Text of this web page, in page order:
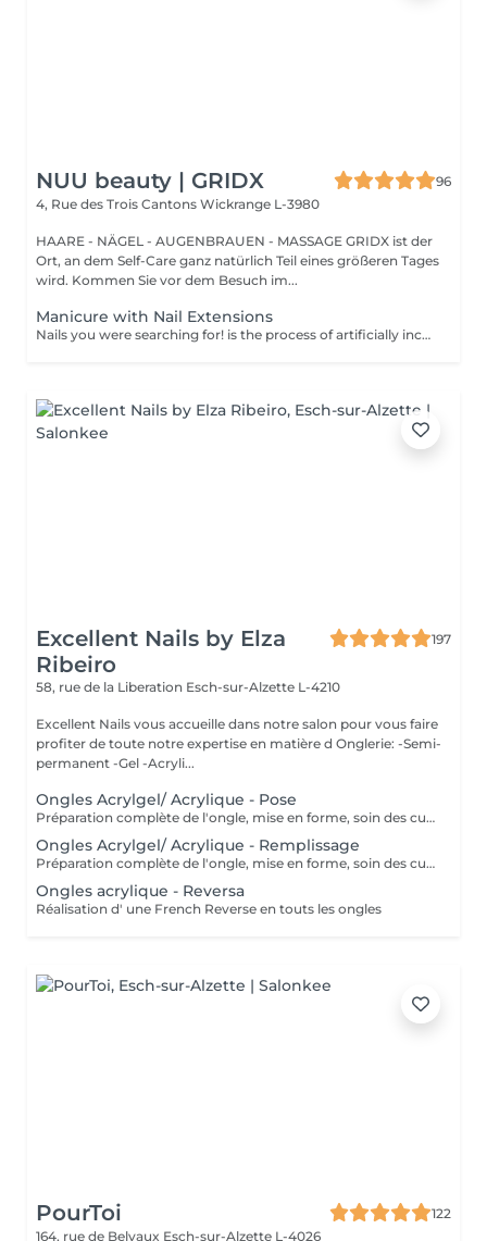
NUU beauty | GRIDX
96
4, Rue des Trois Cantons Wickrange L-3980
HAARE - NÄGEL - AUGENBRAUEN - MASSAGE GRIDX ist der
Ort, an dem Self-Care ganz natürlich Teil eines größeren Tages
wird. Kommen Sie vor dem Besuch im...
Manicure with Nail Extensions
Nails you were searching for! is the process of artificially increasing the length of the nail using polygel material in order to correct the defects of the natural nail delamination and weakness of the nail plate. Our masters do edged, hardware, or combined manicure. How is polygel extension done? - removal of old semi-permanent (if needed) - rough skin is removed - the shape of the nail plate is corrected - the cuticle and side ridges are corrected - polygel is applied - semi-permanent nail polish is applied - cuticle oil and hand cream are applied Age restrictions: recommended to do from 16 years. Post procedure recommendations: there are no post recommendations for this procedure. Frequency: once in 3 weeks.
Excellent Nails by Elza
Ribeiro
197
58, rue de la Liberation Esch-sur-Alzette L-4210
Excellent Nails vous accueille dans notre salon pour vous faire
profiter de toute notre expertise en matière d Onglerie: -Semi-
permanent -Gel -Acryli...
Ongles Acrylgel/ Acrylique - Pose
Préparation complète de l'ongle, mise en forme, soin des cuticules et pose acrylique avec la couleur de votre choix.
Ongles Acrylgel/ Acrylique - Remplissage
Préparation complète de l'ongle, mise en forme, soin des cuticules et remplissage acrylique avec la couleur de votre choix.
Ongles acrylique - Reversa
Réalisation d' une French Reverse en touts les ongles
PourToi
122
164, rue de Belvaux Esch-sur-Alzette L-4026